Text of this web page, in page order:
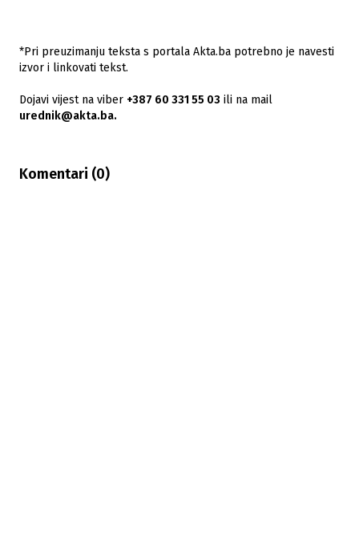
*Pri preuzimanju teksta s portala Akta.ba potrebno je navesti
izvor i linkovati tekst.
Dojavi vijest na viber +387 60 331 55 03 ili na mail
urednik@akta.ba.
Komentari (0)